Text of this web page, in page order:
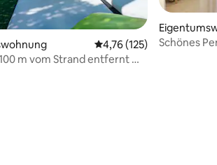
4,89 von 5, 105 Bewertungen
Durchschnittliche
4,76 (125)
m vom Strand entfernt mit
Schönes